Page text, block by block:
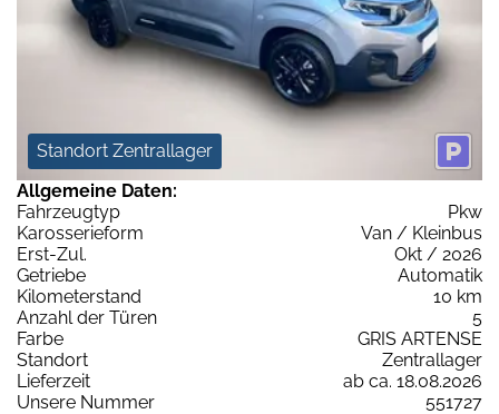
Standort Zentrallager
Allgemeine Daten:
Fahrzeugtyp
Pkw
Karosserieform
Van / Kleinbus
Erst-Zul.
Okt / 2026
Getriebe
Automatik
Kilometerstand
10 km
Anzahl der Türen
5
Farbe
GRIS ARTENSE
Standort
Zentrallager
Lieferzeit
ab ca. 18.08.2026
Unsere Nummer
551727